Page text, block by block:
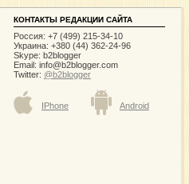
КОНТАКТЫ РЕДАКЦИИ САЙТА
Россия: +7 (499) 215-34-10
Украина: +380 (44) 362-24-96
Skype: b2blogger
Email: info@b2blogger.com
Twitter: @b2blogger
IPhone Android